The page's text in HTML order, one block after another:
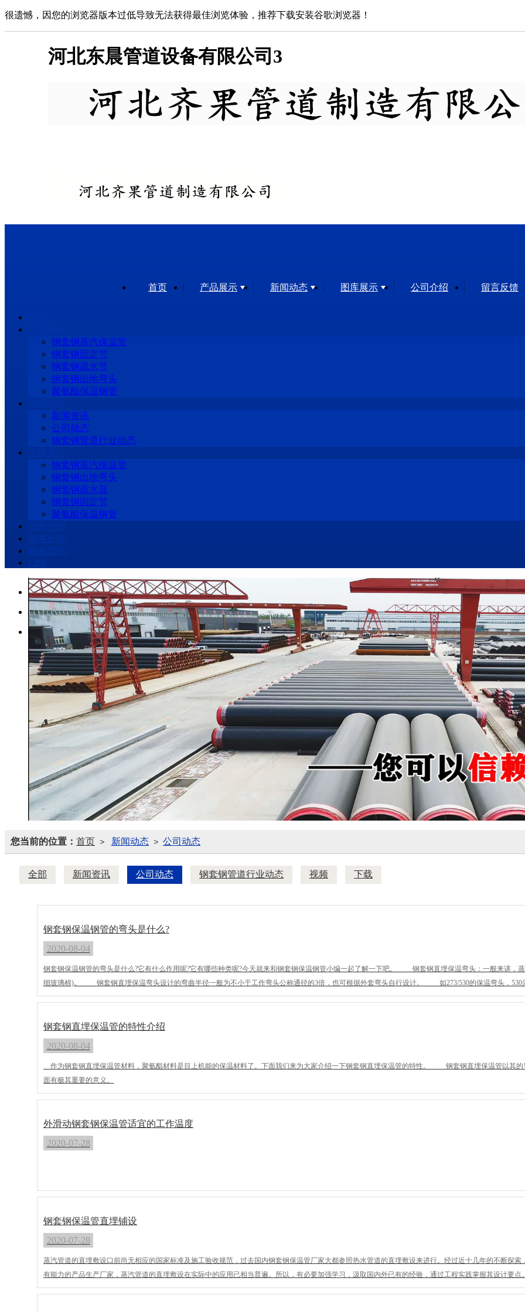
很遗憾，因您的浏览器版本过低导致无法获得最佳浏览体验，推荐下载安装谷歌浏览器！
河北东晨管道设备有限公司3
首页 产品展示 新闻动态 图库展示 公司介绍 留言反馈
钢套钢蒸汽保温管
钢套钢固定节
钢套钢疏水节
钢套钢出地弯头
聚氨酯保温钢管
新闻资讯
公司动态
钢套钢管道行业动态
钢套钢蒸汽保温管
钢套钢出地弯头
钢套钢疏水器
钢套钢固定节
聚氨酯保温钢管
公司介绍
留言反馈
联系我们
LBS
您当前的位置： 首页 > 新闻动态 > 公司动态
全部 新闻资讯 公司动态 钢套钢管道行业动态 视频 下载
钢套钢保温钢管的弯头是什么?
2020-08-04
钢套钢保温钢管的弯头是什么?它有什么作用呢?它有哪些种类呢?今天就来和钢套钢保温钢管小编一起了解一下吧。 钢套钢直埋保温弯头：一般来讲，
细玻璃棉)。 钢套钢直埋保温弯头设计的弯曲半径一般为不小于工作弯头公称通径的3倍，也可根据外套弯头自行设计。 如273/530的保温弯头，530
距一致，但要留意的是工作弯头要长于外套弯头，以利于焊接。
钢套钢直埋保温管的特性介绍
2020-08-04
作为钢套钢直埋保温管材料，聚氨酯材料是目上机能的保温材料了。下面我们来为大家介绍一下钢套钢直埋保温管的特性。 钢套钢直埋保温管以其的
面有极其重要的意义。
外滑动钢套钢保温管适宜的工作温度
2020-07-28
钢套钢保温管直埋铺设
2020-07-28
蒸汽管道的直埋敷设口前尚无相应的国家标准及施工验收规范，过去国内钢套钢保温管厂家大都参照热水管道的直埋敷设来进行。经过近十几年的不断探
有能力的产品生产厂家，蒸汽管道的直埋敷设在实际中的应用已相当普遍。所以，有必要加强学习，汲取国内外已有的经验，通过工程实践掌握其设计要点